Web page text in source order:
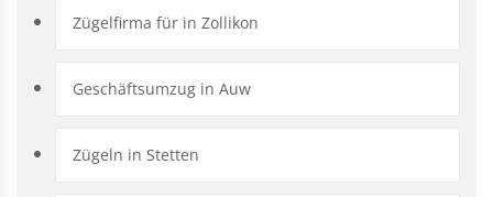
Zügelfirma für in Zollikon
Geschäftsumzug in Auw
Zügeln in Stetten